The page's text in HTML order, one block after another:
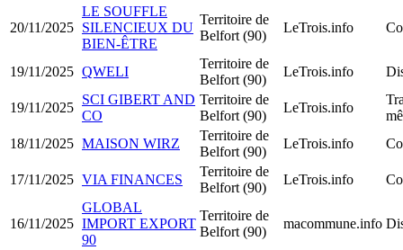
20/11/2025
LE SOUFFLE
SILENCIEUX DU
BIEN-ÊTRE
Territoire de
Belfort (90)
LeTrois.info
19/11/2025 QWELI
Territoire de
Belfort (90)
LeTrois.info
19/11/2025
SCI GIBERT AND
CO
Territoire de
Belfort (90)
LeTrois.info
18/11/2025 MAISON WIRZ
Territoire de
Belfort (90)
LeTrois.info
17/11/2025 VIA FINANCES
Territoire de
Belfort (90)
LeTrois.info
16/11/2025
GLOBAL
IMPORT EXPORT
90
Territoire de
Belfort (90)
macommune.info